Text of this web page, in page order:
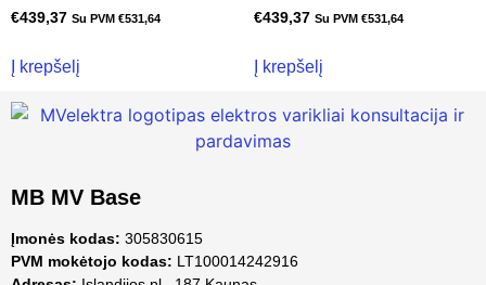
€439,37 Su PVM €531,64
Į krepšelį
€439,37 Su PVM €531,64
Į krepšelį
MB MV Base
Įmonės kodas: 305830615
PVM mokėtojo kodas: LT100014242916